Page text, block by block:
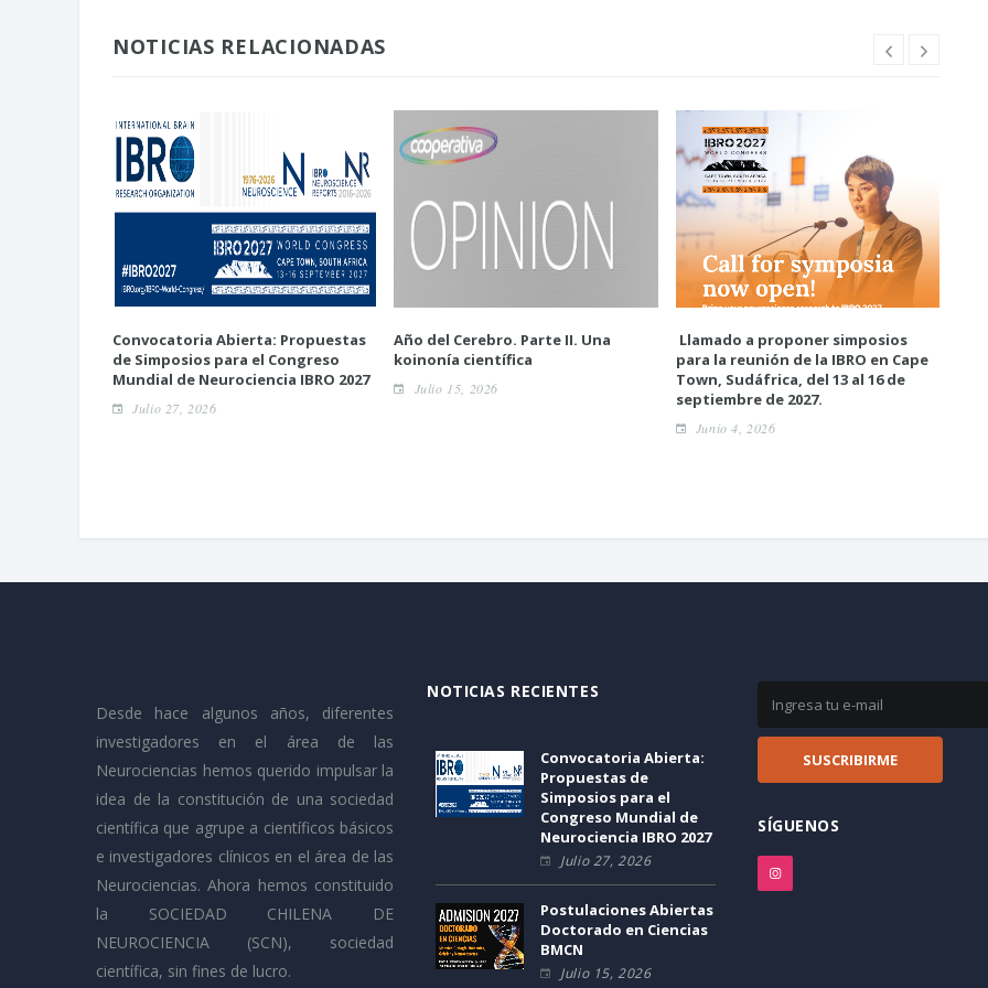
NOTICIAS RELACIONADAS
Convocatoria Abierta: Propuestas
de Simposios para el Congreso
Mundial de Neurociencia IBRO 2027
Julio 27, 2026
Año del Cerebro. Parte II. Una
koinonía científica
Julio 15, 2026
Llamado a proponer simposios
para la reunión de la IBRO en Cape
Town, Sudáfrica, del 13 al 16 de
septiembre de 2027.
Junio 4, 2026
Desde hace algunos años, diferentes
investigadores en el área de las
Neurociencias hemos querido impulsar la
idea de la constitución de una sociedad
científica que agrupe a científicos básicos
e investigadores clínicos en el área de las
Neurociencias. Ahora hemos constituido
la SOCIEDAD CHILENA DE
NEUROCIENCIA (SCN), sociedad
científica, sin fines de lucro.
NOTICIAS RECIENTES
Convocatoria Abierta:
Propuestas de
Simposios para el
Congreso Mundial de
Neurociencia IBRO 2027
Julio 27, 2026
Postulaciones Abiertas
Doctorado en Ciencias
BMCN
Julio 15, 2026
SÍGUENOS